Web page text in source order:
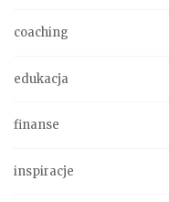
coaching
edukacja
finanse
inspiracje